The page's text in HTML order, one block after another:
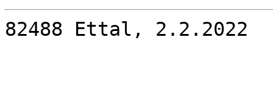
82488 Ettal, 2.2.2022